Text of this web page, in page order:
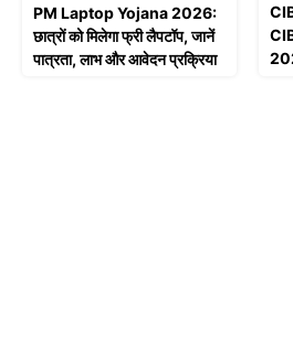
PM Laptop Yojana 2026:
छात्रों को मिलेगा फ्री लैपटॉप, जानें
पात्रता, लाभ और आवेदन प्रक्रिया